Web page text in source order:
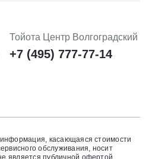
Тойота Центр Волгоградский
+7 (495) 777-77-14
касающаяся стоимости
обслуживания, носит